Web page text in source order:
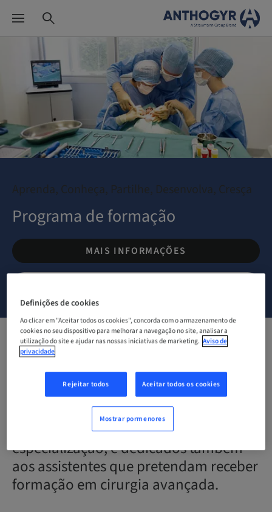
Aprenda, Conheça, Partilhe, Desenvolva, Cresça
Programa de formação
MAIS INFORMAÇÕES
Descubra os nossos cursos de
formação em implantologia dedicados
a todos os médicos dentistas
que pretendam ver o seu consultório
evoluir no sentido de uma maior
especialização, e dedicados também
aos assistentes que pretendam receber
formação em cirurgia avançada.
Definições de cookies
Ao clicar em "Aceitar todos os cookies", concorda com o armazenamento de
cookies no seu dispositivo para melhorar a navegação no site, analisar a
utilização do site e ajudar nas nossas iniciativas de marketing. Aviso de
privacidade
Rejeitar todos Aceitar todos os cookies
Mostrar pormenores